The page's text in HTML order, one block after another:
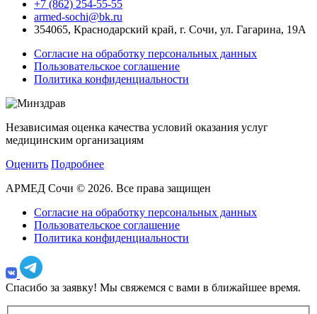
+7 (862) 254-55-55
armed-sochi@bk.ru
354065, Краснодарский край, г. Сочи, ул. Гагарина, 19А
Согласие на обработку персональных данных
Пользовательское соглашение
Политика конфиденциальности
Независимая оценка качества условий оказания услуг
медицинским организациям
Оценить Подробнее
АРМЕД Сочи © 2026. Все права защищен
Согласие на обработку персональных данных
Пользовательское соглашение
Политика конфиденциальности
Спасибо за заявку! Мы свяжемся с вами в ближайшее время.